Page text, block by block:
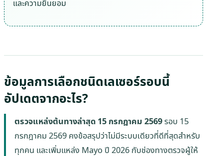
และความยินยอม
ข้อมูลการเลือกชนิดเลเซอร์รอบนี้
อัปเดตจากอะไร?
ตรวจแหล่งต้นทางล่าสุด 15 กรกฎาคม 2569รอบ 15
กรกฎาคม 2569 คงข้อสรุปว่าไม่มีระบบเดียวที่ดีที่สุดสำหรับ
ทุกคน และเพิ่มแหล่ง Mayo ปี 2026 กับช่องทางตรวจผู้ให้